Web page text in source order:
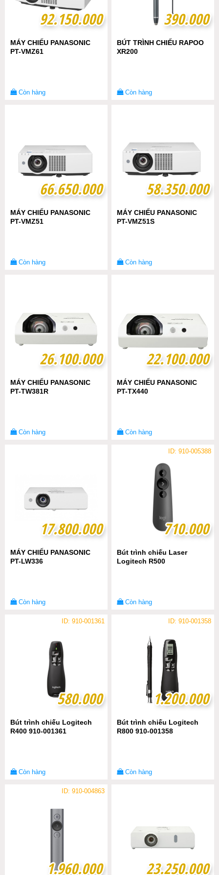
92.150.000
92.150.000
MÁY CHIẾU PANASONIC
PT-VMZ61
Còn hàng
390.000
390.000
BÚT TRÌNH CHIẾU RAPOO
XR200
Còn hàng
66.650.000
66.650.000
MÁY CHIẾU PANASONIC
PT-VMZ51
Còn hàng
58.350.000
58.350.000
MÁY CHIẾU PANASONIC
PT-VMZ51S
Còn hàng
26.100.000
26.100.000
MÁY CHIẾU PANASONIC
PT-TW381R
Còn hàng
22.100.000
22.100.000
MÁY CHIẾU PANASONIC
PT-TX440
Còn hàng
17.800.000
17.800.000
MÁY CHIẾU PANASONIC
PT-LW336
Còn hàng
ID: 910-005388
710.000
710.000
Bút trình chiếu Laser
Logitech R500
Còn hàng
ID: 910-001361
580.000
580.000
Bút trình chiếu Logitech
R400 910-001361
Còn hàng
ID: 910-001358
1.200.000
1.200.000
Bút trình chiếu Logitech
R800 910-001358
Còn hàng
ID: 910-004863
1.960.000
1.960.000 23.250.000
23.250.000